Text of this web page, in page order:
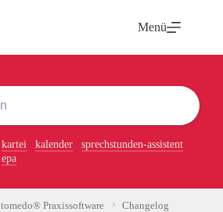
Menü
kartei kalender
sprechstunden-assistent
epa
tomedo® Praxissoftware
Changelog